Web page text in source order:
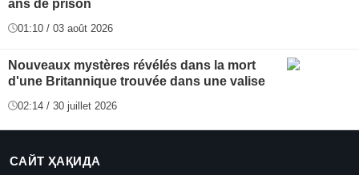
ans de prison
01:10 / 03 août 2026
Nouveaux mystères révélés dans la mort
d'une Britannique trouvée dans une valise
02:14 / 30 juillet 2026
САЙТ ҲАҚИДА